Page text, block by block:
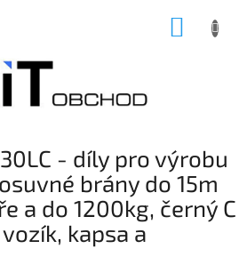
- díly pro výrobu
brány do 15m
a do 1200kg, černý C
kapsa a